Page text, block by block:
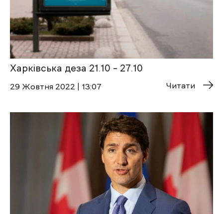
Харківська деза 21.10 – 27.10
29 Жовтня 2022 | 13:07 Читати